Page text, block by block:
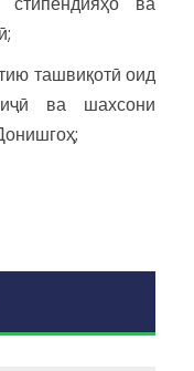
ташвиқотӣ оид
ва шахсони